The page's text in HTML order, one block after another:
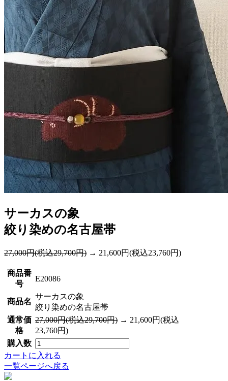
サーカスの象
絞り染めの名古屋帯
27,000円(税込29,700円) → 21,600円(税込23,760円)
商品番
号
E20086
商品名
サーカスの象
絞り染めの名古屋帯
通常価
格
27,000円(税込29,700円) → 21,600円(税込
23,760円)
購入数
カートに入れる
一覧ページへ戻る